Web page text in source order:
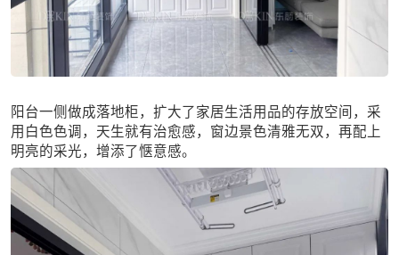
阳台一侧做成落地柜，扩大了家居生活用品的存放空间，采
用白色色调，天生就有治愈感，窗边景色清雅无双，再配上
明亮的采光，增添了惬意感。